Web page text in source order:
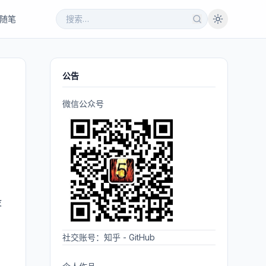
随笔
公告
微信公众号
社交账号： 知乎 - GitHub